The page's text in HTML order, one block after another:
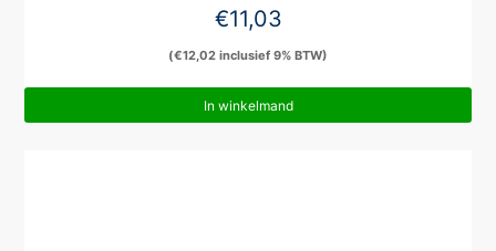
€11,03
(€12,02 inclusief 9% BTW)
In winkelmand